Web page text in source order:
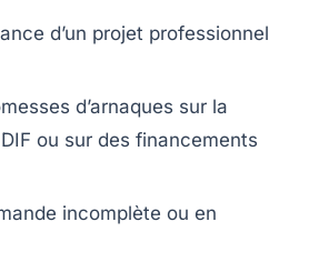
un financement
d’un projet professionnel
d’arnaques sur la
ou sur des financements
incomplète ou en